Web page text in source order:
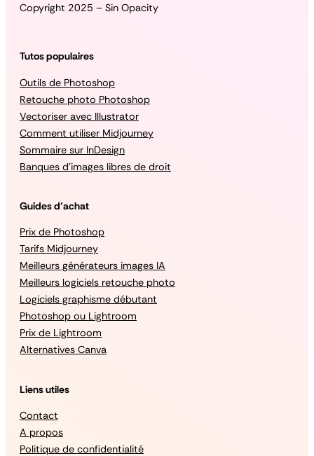
Copyright 2025 – Sin Opacity
Tutos populaires
Outils de Photoshop
Retouche photo Photoshop
Vectoriser avec Illustrator
Comment utiliser Midjourney
Sommaire sur InDesign
Banques d’images libres de droit
Guides d’achat
Prix de Photoshop
Tarifs Midjourney
Meilleurs générateurs images IA
Meilleurs logiciels retouche photo
Logiciels graphisme débutant
Photoshop ou Lightroom
Prix de Lightroom
Alternatives Canva
Liens utiles
Contact
A propos
Politique de confidentialité